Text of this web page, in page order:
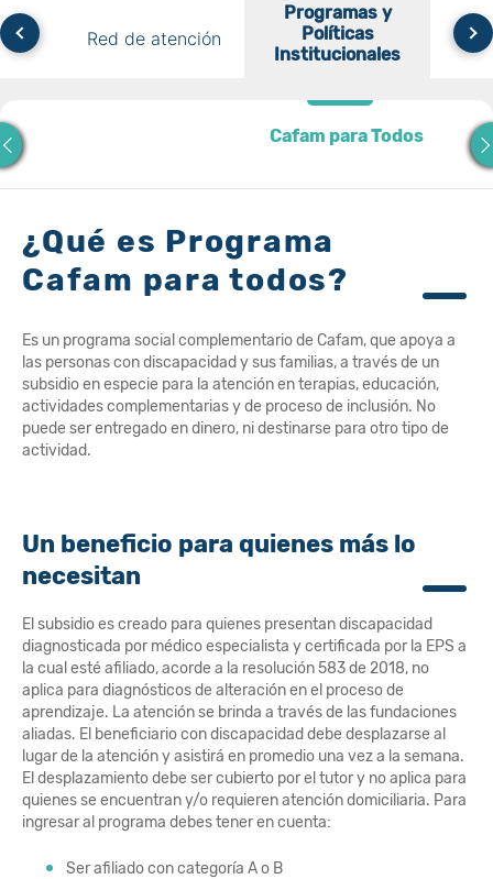
Red de atención
Programas y
Políticas
Institucionales
Programas y
Políticas
Institucionales
Cafam para Todos
Cafam para Todos
¿Qué es Programa
Cafam para todos?
Es un programa social complementario de Cafam, que apoya a
las personas con discapacidad y sus familias, a través de un
subsidio en especie para la atención en terapias, educación,
actividades complementarias y de proceso de inclusión. No
puede ser entregado en dinero, ni destinarse para otro tipo de
actividad.
Un beneficio para quienes más lo
necesitan
El subsidio es creado para quienes presentan discapacidad
diagnosticada por médico especialista y certificada por la EPS a
la cual esté afiliado, acorde a la resolución 583 de 2018, no
aplica para diagnósticos de alteración en el proceso de
aprendizaje. La atención se brinda a través de las fundaciones
aliadas. El beneficiario con discapacidad debe desplazarse al
lugar de la atención y asistirá en promedio una vez a la semana.
El desplazamiento debe ser cubierto por el tutor y no aplica para
quienes se encuentran y/o requieren atención domiciliaria. Para
ingresar al programa debes tener en cuenta:
Ser afiliado con categoría A o B